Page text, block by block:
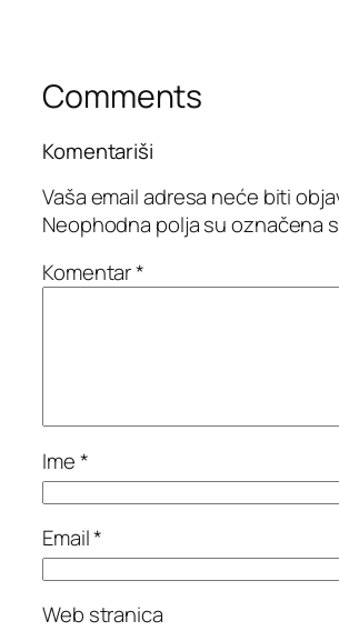
Comments
Komentariši
Vaša email adresa neće biti
Neophodna polja su označena
Komentar*
Ime*
Email*
Web stranica